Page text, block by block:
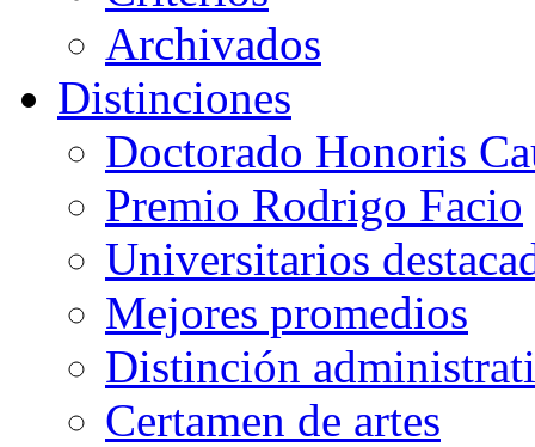
Archivados
Distinciones
Doctorado Honoris
Premio Rodrigo Facio
Universitarios
Mejores promedios
Distinción
Certamen de artes